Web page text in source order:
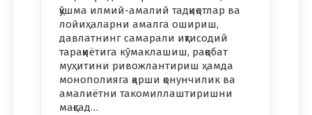
қўшма илмий-амалий тадқиқотлар ва
лойиҳаларни амалга ошириш,
давлатнинг самарали иқтисодий
тараққиётига кўмаклашиш, рақобат
муҳитини ривожлантириш ҳамда
монополияга қарши қонунчилик ва
амалиётни такомиллаштиришни
мақсад…